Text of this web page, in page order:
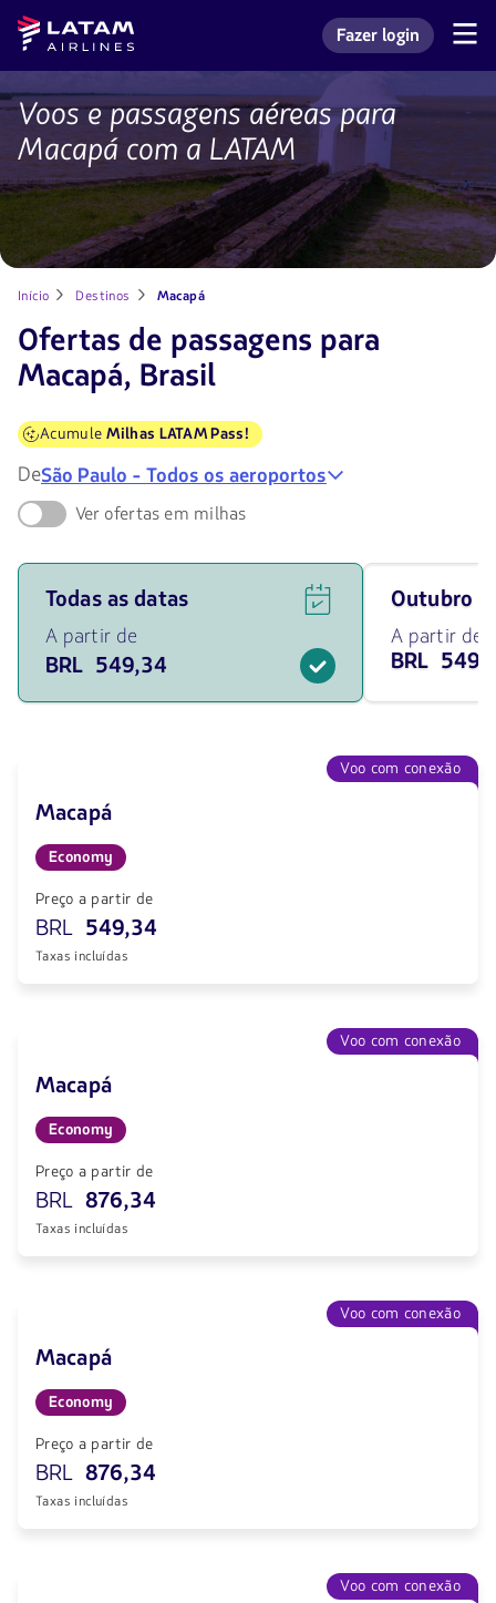
Voltar
menu.
Voltar ao
conteúdo
principal.
Navegação
de
usuário.
Latam
Airlines
Entrar na minha
Fazer login
Voos
para
Macapá
Voos e passagens aéreas para
Macapá com a LATAM
Início Destinos Macapá
Ofertas de passagens para
Macapá, Brasil
AcumuleMilhas LATAM Pass!
DeSão Paulo - Todos os aeroportos
Ver ofertas em milhas
Ver
ofertas
de
voos
para
as
549.34
Todas as datas
A partir de
BRL 549,34
Viaja
em
outubro
de
2026
549.34
outubro
A partir de
BRL
Voo com conexão
Macapá
Economy
Preço a partir de
BRL 549,34
Taxas incluídas
Voo com conexão
Macapá
Economy
Preço a partir de
BRL 876,34
Taxas incluídas
Voo com conexão
Macapá
Economy
Preço a partir de
BRL 876,34
Taxas incluídas
Voo com conexão